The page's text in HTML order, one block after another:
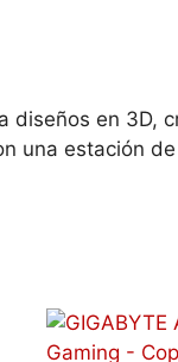
en 3D,
una estación